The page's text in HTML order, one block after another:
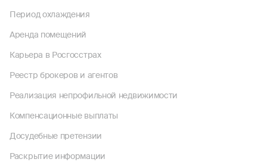
Период охлаждения
Аренда помещений
Карьера в Росгосстрах
Реестр брокеров и агентов
Реализация непрофильной недвижимости
Компенсационные выплаты
Досудебные претензии
Раскрытие информации